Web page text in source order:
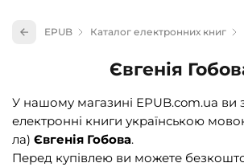
Книги для дітей (835)
Книги для підлітків (240)
Науково-популярна література (1015)
Навчальна література та посібники
Енциклопедії, довідники, словники
EPUB Каталог електронних книг
Євгенія
У нашому магазині EPUB.com.ua ви
електронні книги українською
ла) Євгенія Гобова.
Перед купівлею ви можете